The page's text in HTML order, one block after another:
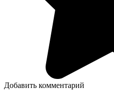
Добавить комментарий